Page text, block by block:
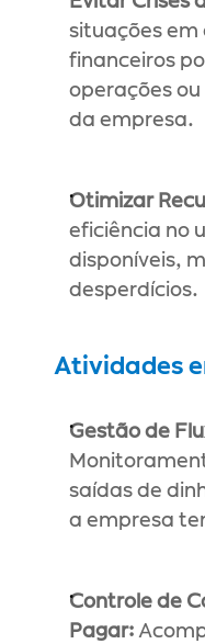
situações em
financeiros
operações
da empresa.
Otimizar
eficiência no
disponíveis,
desperdícios.
Atividades
Gestão de
saídas de
a empresa
Controle de
Pagar: